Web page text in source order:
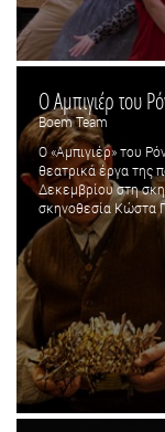
Ο Αμπιγιέρ του
Boem Team
Ο «Αμπιγιέρ» του
θεατρικά έργα της
Δεκεμβρίου στη
σκηνοθεσία Κώστα